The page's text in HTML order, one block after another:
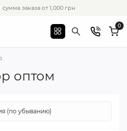
заказа от 1,000 грн
0
оптом